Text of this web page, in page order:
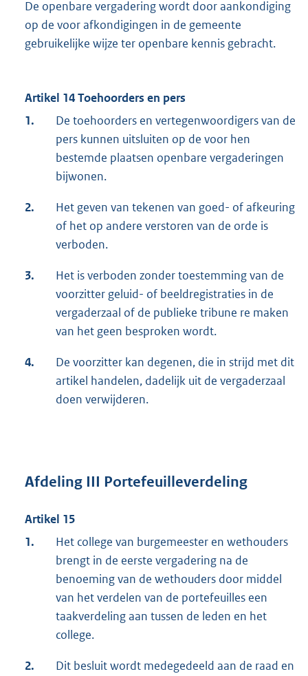
De openbare vergadering wordt door aankondiging
op de voor afkondigingen in de gemeente
gebruikelijke wijze ter openbare kennis gebracht.
Artikel 14 Toehoorders en pers
1.
De toehoorders en vertegenwoordigers van de
pers kunnen uitsluiten op de voor hen
bestemde plaatsen openbare vergaderingen
bijwonen.
2.
Het geven van tekenen van goed- of afkeuring
of het op andere verstoren van de orde is
verboden.
3.
Het is verboden zonder toestemming van de
voorzitter geluid- of beeldregistraties in de
vergaderzaal of de publieke tribune re maken
van het geen besproken wordt.
4.
De voorzitter kan degenen, die in strijd met dit
artikel handelen, dadelijk uit de vergaderzaal
doen verwijderen.
Afdeling III Portefeuilleverdeling
Artikel 15
1.
Het college van burgemeester en wethouders
brengt in de eerste vergadering na de
benoeming van de wethouders door middel
van het verdelen van de portefeuilles een
taakverdeling aan tussen de leden en het
college.
2.
Dit besluit wordt medegedeeld aan de raad en